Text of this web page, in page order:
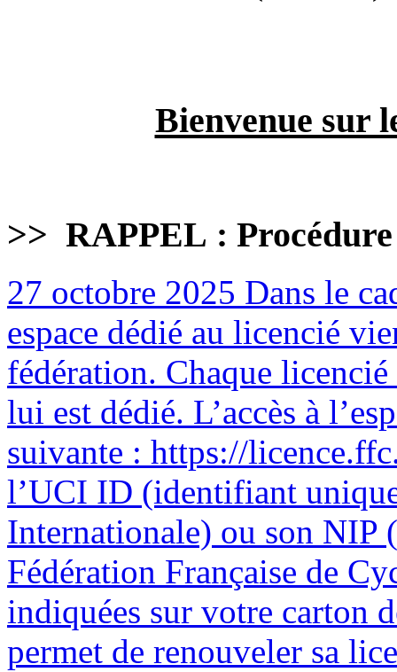
Bienvenue sur
>> RAPPEL :
27 octobre 2025 Dans le
espace dédié au licencié
fédération. Chaque
lui est dédié. L’accès à
suivante : https://
l’UCI ID (identifiant
Internationale) ou son NIP
Fédération Française de
indiquées sur votre carton
permet de renouveler sa